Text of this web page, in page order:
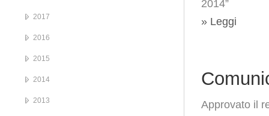
2014”
» Leggi
Approvato il
2017
2016
2015
2014
2013